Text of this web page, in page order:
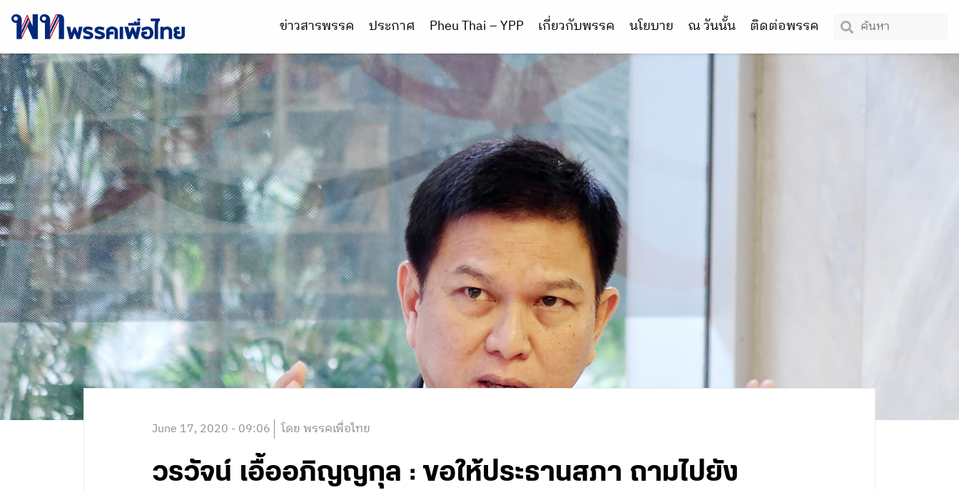
ข่าวสารพรรค ประกาศ Pheu Thai – YPP เกี่ยวกับพรรค นโยบาย ณ วันนั้น ติดต่อพรรค
June 17, 2020 - 09:06 โดย พรรคเพื่อไทย
วรวัจน์ เอื้ออภิญญกุล : ขอให้ประธานสภา ถามไปยัง